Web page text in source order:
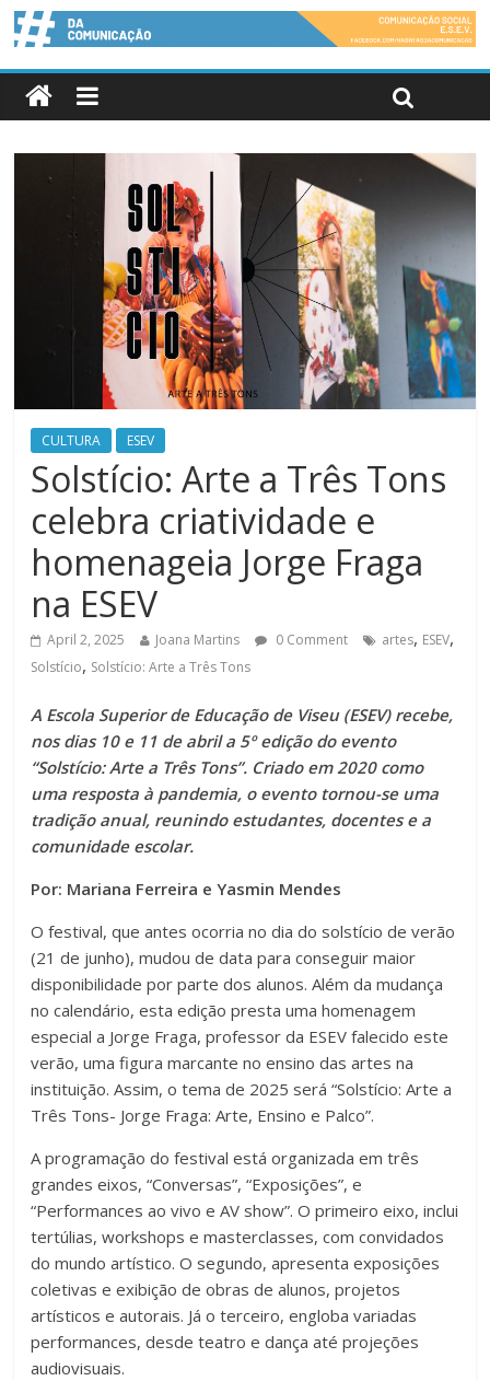
CULTURA ESEV
Solstício: Arte a Três Tons
celebra criatividade e
homenageia Jorge Fraga
na ESEV
April 2, 2025 Joana Martins 0 Comment artes, ESEV,
Solstício, Solstício: Arte a Três Tons
A Escola Superior de Educação de Viseu (ESEV) recebe,
nos dias 10 e 11 de abril a 5º edição do evento
“Solstício: Arte a Três Tons”. Criado em 2020 como
uma resposta à pandemia, o evento tornou-se uma
tradição anual, reunindo estudantes, docentes e a
comunidade escolar.
Por: Mariana Ferreira e Yasmin Mendes
O festival, que antes ocorria no dia do solstício de verão
(21 de junho), mudou de data para conseguir maior
disponibilidade por parte dos alunos. Além da mudança
no calendário, esta edição presta uma homenagem
especial a Jorge Fraga, professor da ESEV falecido este
verão, uma figura marcante no ensino das artes na
instituição. Assim, o tema de 2025 será “Solstício: Arte a
Três Tons- Jorge Fraga: Arte, Ensino e Palco”.
A programação do festival está organizada em três
grandes eixos, “Conversas”, “Exposições”, e
“Performances ao vivo e AV show”. O primeiro eixo, inclui
tertúlias, workshops e masterclasses, com convidados
do mundo artístico. O segundo, apresenta exposições
coletivas e exibição de obras de alunos, projetos
artísticos e autorais. Já o terceiro, engloba variadas
performances, desde teatro e dança até projeções
audiovisuais.